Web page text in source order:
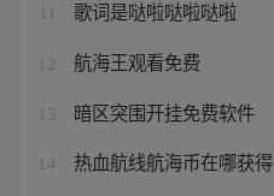
歌词是哒啦哒啦哒啦
12 航海王观看免费
13 暗区突围开挂免费软件
14 热血航线航海币在哪获得